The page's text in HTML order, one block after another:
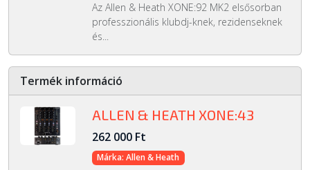
Az Allen & Heath XONE:92 MK2 elsősorban
professzionális klubdj-knek, rezidenseknek
és...
Termék információ
ALLEN & HEATH XONE:43
262 000 Ft
Márka: Allen & Heath